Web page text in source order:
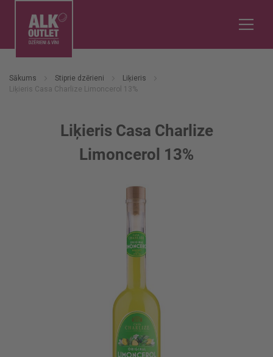
Sākums Stiprie dzērieni
Liķieris
Liķieris Casa Charlize Limoncerol 13%
Liķieris Casa Charlize
Limoncerol 13%